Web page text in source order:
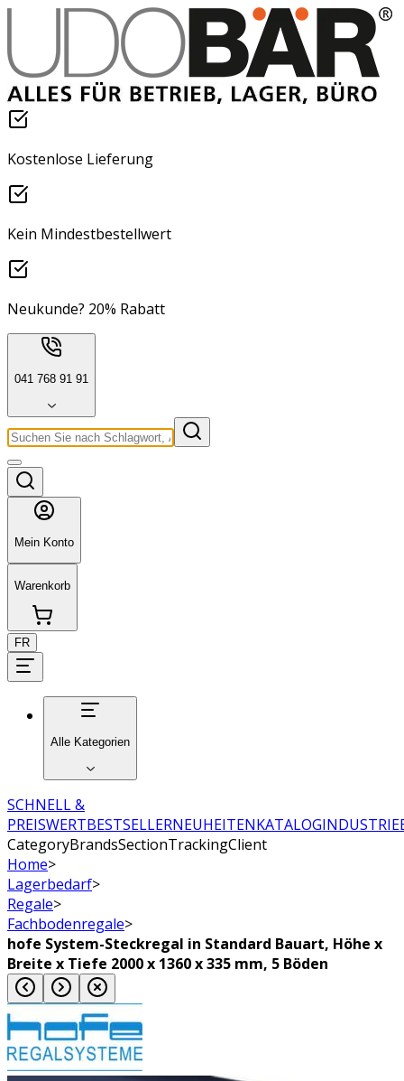
Kostenlose Lieferung
Kein Mindestbestellwert
Neukunde? 20% Rabatt
041 768 91 91
Mein Konto
Warenkorb
FR
Alle Kategorien
SCHNELL &
PREISWERTBESTSELLERNEUHEITENKATALOG
CategoryBrandsSectionTrackingClient
Home>
Lagerbedarf>
Regale>
Fachbodenregale>
hofe System-Steckregal in Standard Bauart, Höhe x
Breite x Tiefe 2000 x 1360 x 335 mm, 5 Böden